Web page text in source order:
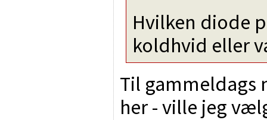
Hvilken diode
koldhvid eller
Til gammeldags
her - ville jeg